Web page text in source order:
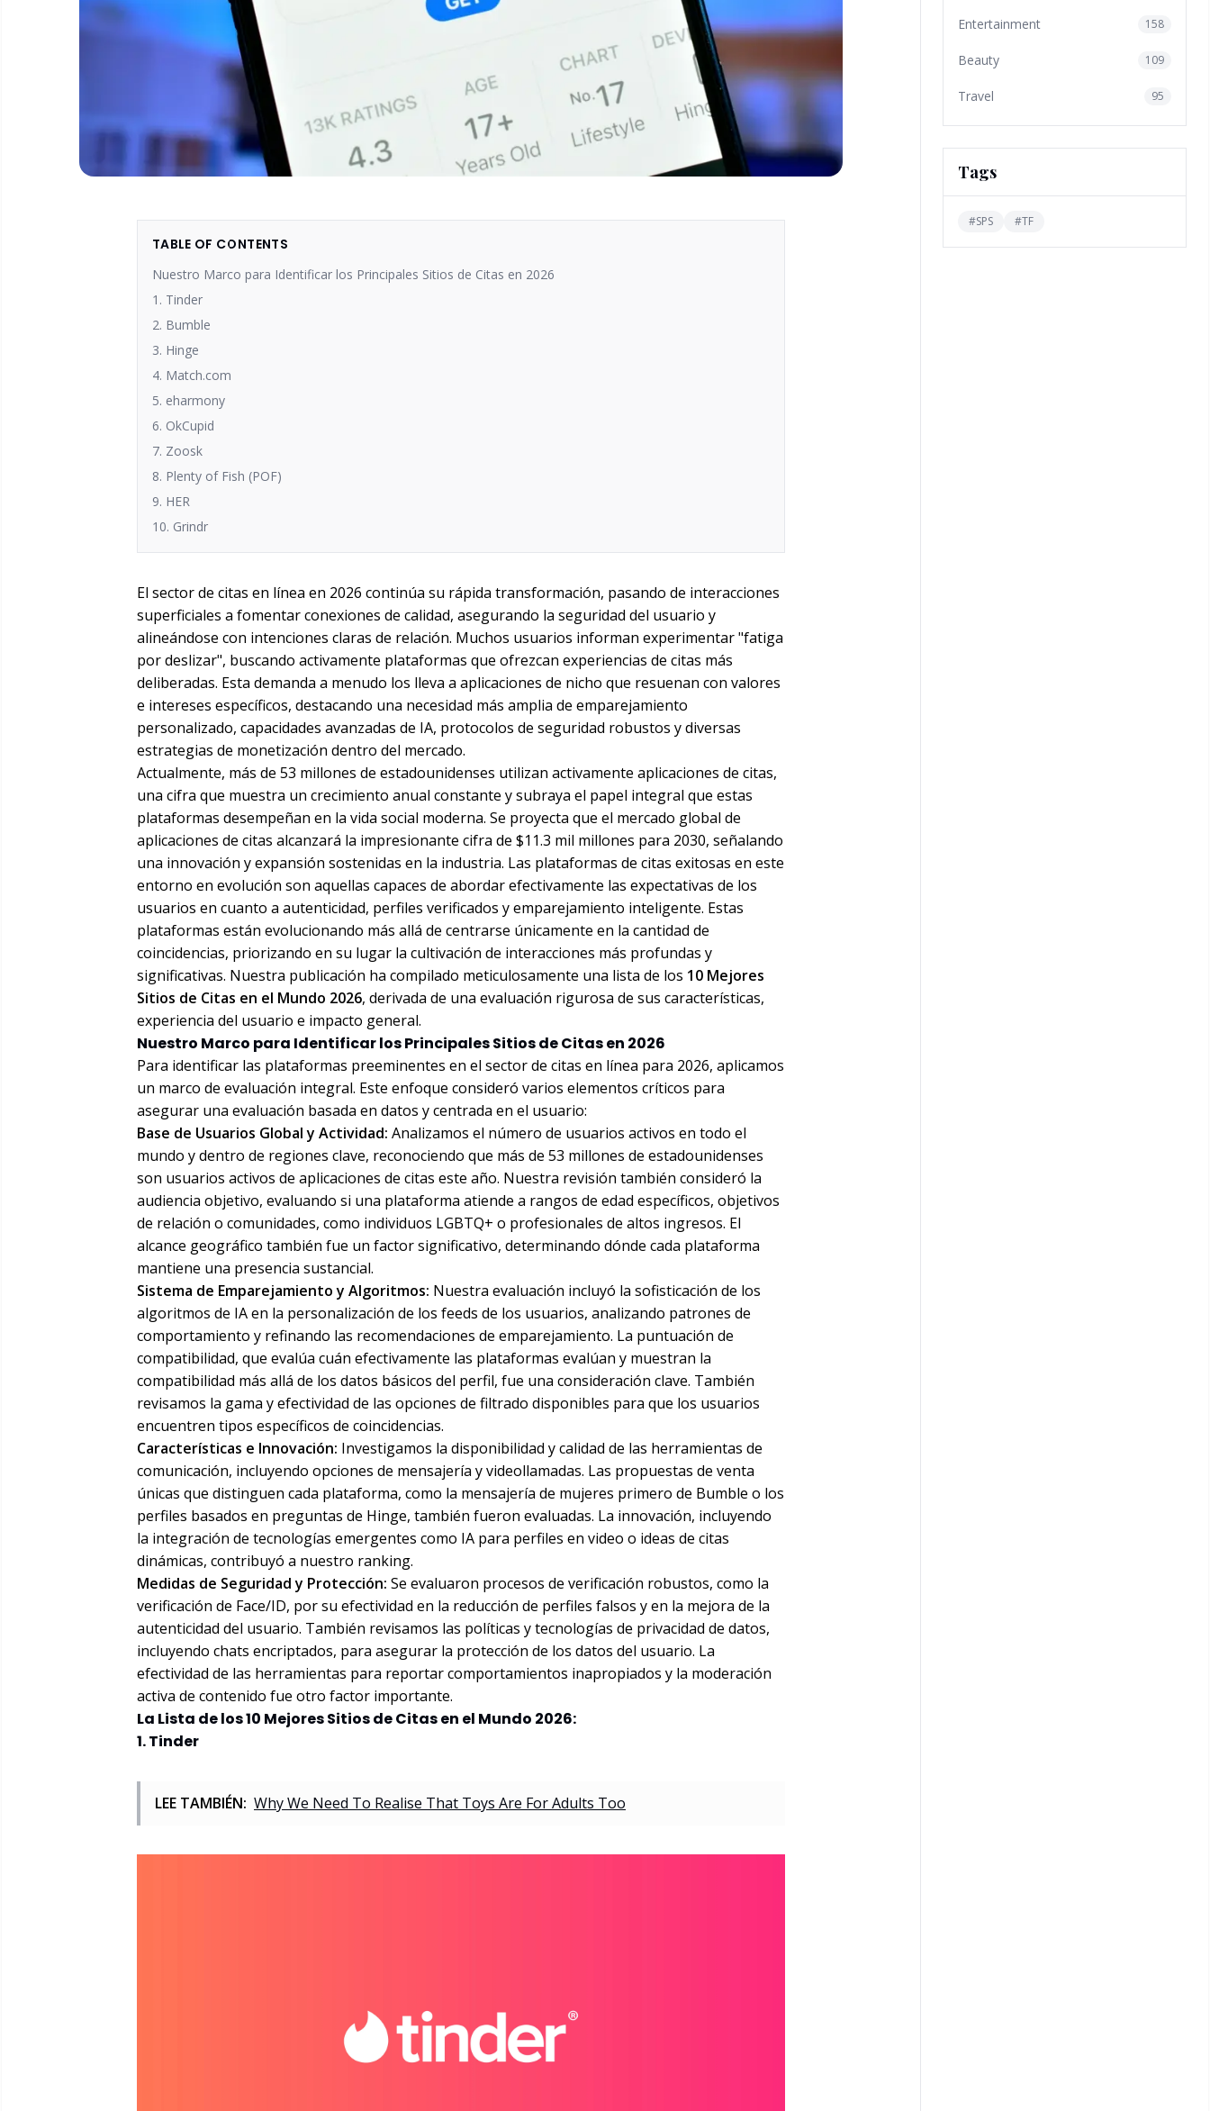
TABLE OF CONTENTS
Nuestro Marco para Identificar los Principales Sitios de Citas en 2026
1. Tinder
2. Bumble
3. Hinge
4. Match.com
5. eharmony
6. OkCupid
7. Zoosk
8. Plenty of Fish (POF)
9. HER
10. Grindr
El sector de citas en línea en 2026 continúa su rápida transformación, pasando de interacciones
superficiales a fomentar conexiones de calidad, asegurando la seguridad del usuario y
alineándose con intenciones claras de relación. Muchos usuarios informan experimentar "fatiga
por deslizar", buscando activamente plataformas que ofrezcan experiencias de citas más
deliberadas. Esta demanda a menudo los lleva a aplicaciones de nicho que resuenan con valores
e intereses específicos, destacando una necesidad más amplia de emparejamiento
personalizado, capacidades avanzadas de IA, protocolos de seguridad robustos y diversas
estrategias de monetización dentro del mercado.
Actualmente, más de 53 millones de estadounidenses utilizan activamente aplicaciones de citas,
una cifra que muestra un crecimiento anual constante y subraya el papel integral que estas
plataformas desempeñan en la vida social moderna. Se proyecta que el mercado global de
aplicaciones de citas alcanzará la impresionante cifra de $11.3 mil millones para 2030, señalando
una innovación y expansión sostenidas en la industria. Las plataformas de citas exitosas en este
entorno en evolución son aquellas capaces de abordar efectivamente las expectativas de los
usuarios en cuanto a autenticidad, perfiles verificados y emparejamiento inteligente. Estas
plataformas están evolucionando más allá de centrarse únicamente en la cantidad de
coincidencias, priorizando en su lugar la cultivación de interacciones más profundas y
significativas. Nuestra publicación ha compilado meticulosamente una lista de los 10 Mejores
Sitios de Citas en el Mundo 2026, derivada de una evaluación rigurosa de sus características,
experiencia del usuario e impacto general.
Nuestro Marco para Identificar los Principales Sitios de Citas en 2026
Para identificar las plataformas preeminentes en el sector de citas en línea para 2026, aplicamos
un marco de evaluación integral. Este enfoque consideró varios elementos críticos para
asegurar una evaluación basada en datos y centrada en el usuario:
Base de Usuarios Global y Actividad: Analizamos el número de usuarios activos en todo el
mundo y dentro de regiones clave, reconociendo que más de 53 millones de estadounidenses
son usuarios activos de aplicaciones de citas este año. Nuestra revisión también consideró la
audiencia objetivo, evaluando si una plataforma atiende a rangos de edad específicos, objetivos
de relación o comunidades, como individuos LGBTQ+ o profesionales de altos ingresos. El
alcance geográfico también fue un factor significativo, determinando dónde cada plataforma
mantiene una presencia sustancial.
Sistema de Emparejamiento y Algoritmos: Nuestra evaluación incluyó la sofisticación de los
algoritmos de IA en la personalización de los feeds de los usuarios, analizando patrones de
comportamiento y refinando las recomendaciones de emparejamiento. La puntuación de
compatibilidad, que evalúa cuán efectivamente las plataformas evalúan y muestran la
compatibilidad más allá de los datos básicos del perfil, fue una consideración clave. También
revisamos la gama y efectividad de las opciones de filtrado disponibles para que los usuarios
encuentren tipos específicos de coincidencias.
Características e Innovación: Investigamos la disponibilidad y calidad de las herramientas de
comunicación, incluyendo opciones de mensajería y videollamadas. Las propuestas de venta
únicas que distinguen cada plataforma, como la mensajería de mujeres primero de Bumble o los
perfiles basados en preguntas de Hinge, también fueron evaluadas. La innovación, incluyendo
la integración de tecnologías emergentes como IA para perfiles en video o ideas de citas
dinámicas, contribuyó a nuestro ranking.
Medidas de Seguridad y Protección: Se evaluaron procesos de verificación robustos, como la
verificación de Face/ID, por su efectividad en la reducción de perfiles falsos y en la mejora de la
autenticidad del usuario. También revisamos las políticas y tecnologías de privacidad de datos,
incluyendo chats encriptados, para asegurar la protección de los datos del usuario. La
efectividad de las herramientas para reportar comportamientos inapropiados y la moderación
activa de contenido fue otro factor importante.
La Lista de los 10 Mejores Sitios de Citas en el Mundo 2026:
1. Tinder
LEE TAMBIÉN: Why We Need To Realise That Toys Are For Adults Too
Entertainment 158
Beauty 109
Travel 95
Tags
#SPS #TF